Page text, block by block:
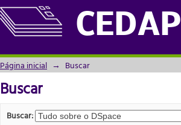
CEDAP
Buscar
Página inicial → Buscar
Buscar
Buscar: